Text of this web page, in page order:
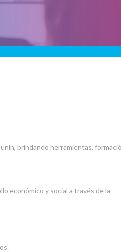
brindando herramientas,
económico y social a través de la